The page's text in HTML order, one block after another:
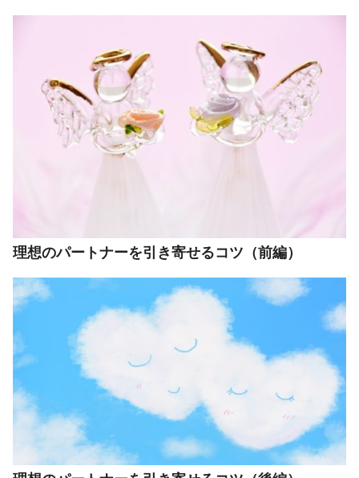
理想のパートナーを引き寄せるコツ（前編）